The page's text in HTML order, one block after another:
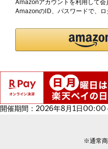
Amazonアカウントを利用して会
AmazonのID、パスワードで、ロ
開催期間：2026年8月1日00:00
※通常